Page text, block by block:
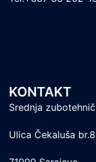
KONTAKT
Srednja
Ulica Čekaluša